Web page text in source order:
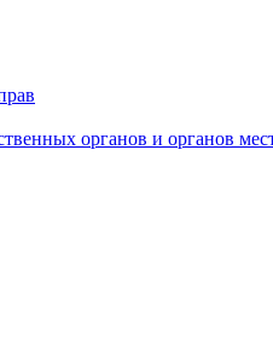
органов и органов